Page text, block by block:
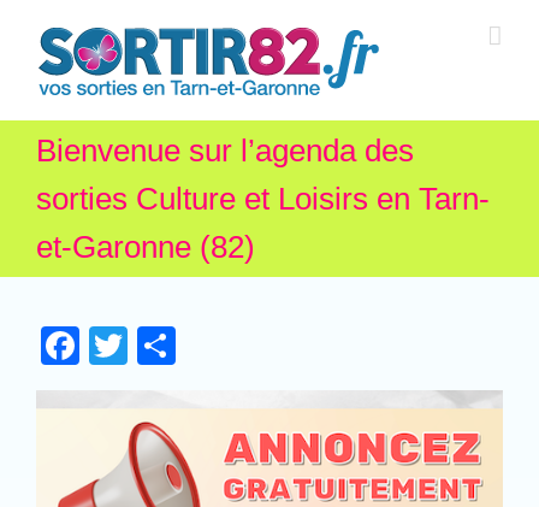
Bienvenue sur l’agenda des
sorties Culture et Loisirs en Tarn-
et-Garonne (82)
Facebook
Twitter